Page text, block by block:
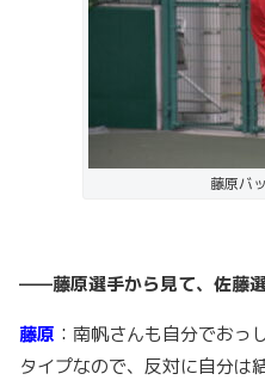
藤原バ
——藤原選手から見て、佐藤
藤原 ：南帆さんも自分でおっ
タイプなので、反対に自分は